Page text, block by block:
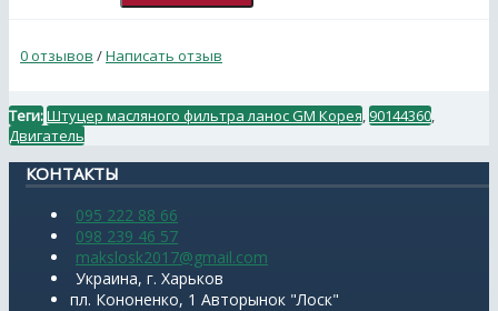
0 отзывов /Написать отзыв
Теги:Штуцер масляного фильтра ланос GM Корея 90144360
Двигатель
КОНТАКТЫ
095 222 88 66
098 239 46 57
makslosk2017@gmail.com
Украина, г. Харьков
пл. Кононенко, 1 Авторынок "Лоск"